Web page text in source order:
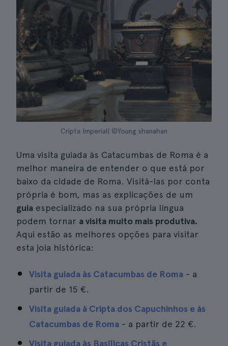
Cripta Imperial| ©Young shanahan
Uma visita guiada às Catacumbas de Roma é a
melhor maneira de entender o que está por
baixo da cidade de Roma. Visitá-las por conta
própria é bom, mas as explicações de um
guia especializado na sua própria língua
podem tornar a visita muito mais produtiva.
Aqui estão as melhores opções para visitar
esta joia histórica:
Visita guiada às Catacumbas de Roma - a
partir de 15 €.
Visita guiada à Cripta dos Capuchinhos e às
Catacumbas de Roma - a partir de 22 €.
Visita guiada às Basílicas Cristãs e